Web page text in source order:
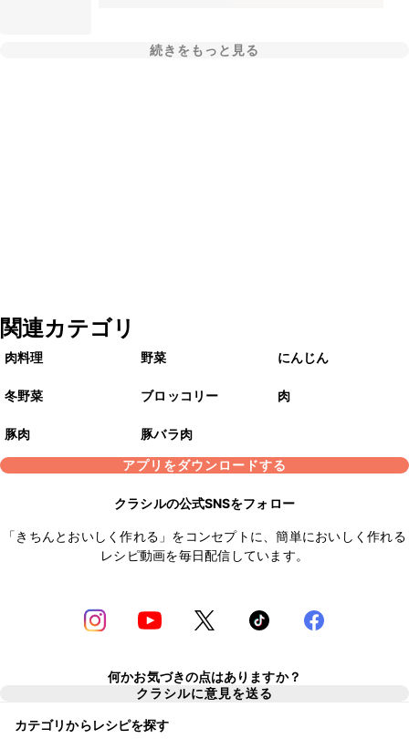
続きをもっと見る
関連カテゴリ
肉料理 野菜 にんじん
冬野菜 ブロッコリー 肉
豚肉
豚バラ肉
アプリをダウンロードする
クラシルの公式SNSをフォロー
「きちんとおいしく作れる」をコンセプトに、簡単においしく作れる
レシピ動画を毎日配信しています。
何かお気づきの点はありますか？
クラシルに意見を送る
カテゴリからレシピを探す